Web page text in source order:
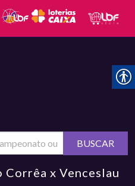
BUSCAR
Corrêa x Venceslau